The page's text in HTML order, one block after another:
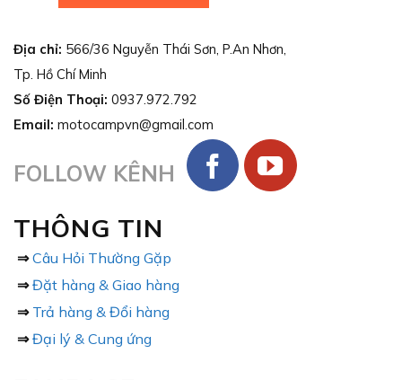
Địa chỉ: 566/36 Nguyễn Thái Sơn, P.An Nhơn,
Tp. Hồ Chí Minh
Số Điện Thoại: 0937.972.792
Email: motocampvn@gmail.com
FOLLOW KÊNH
THÔNG TIN
⇒ Câu Hỏi Thường Gặp
⇒ Đặt hàng & Giao hàng
⇒ Trả hàng & Đổi hàng
⇒ Đại lý & Cung ứng